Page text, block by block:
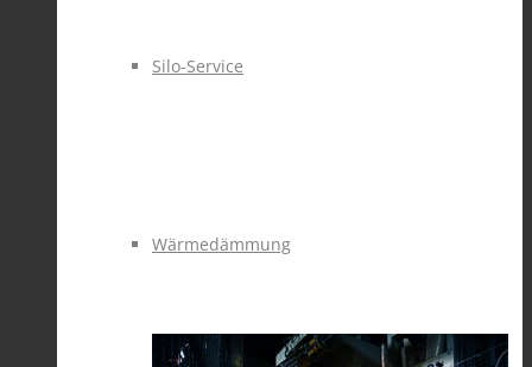
Silo-Service
Wärmedämmung